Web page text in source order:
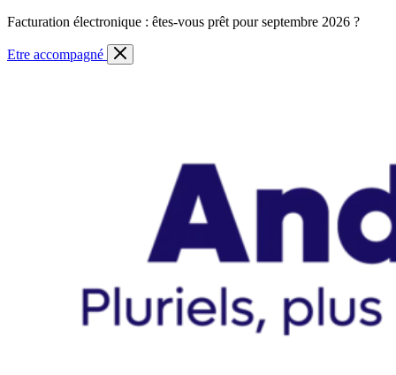
Skip
content
Facturation électronique : êtes-vous prêt pour septembre 2026 ?
Etre accompagné